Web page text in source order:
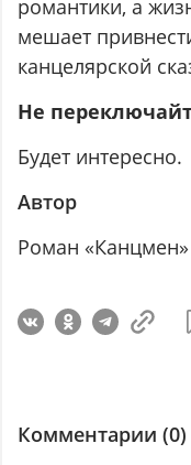
романтики, а
мешает
канцелярской
Не
Будет интересно.
Автор
Роман
Комментарии (0)